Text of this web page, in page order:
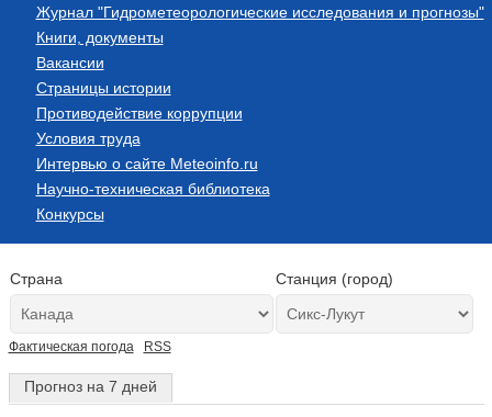
Журнал "Гидрометеорологические исследования и прогнозы"
Книги, документы
Вакансии
Страницы истории
Противодействие коррупции
Условия труда
Интервью о сайте Meteoinfo.ru
Научно-техническая библиотека
Конкурсы
Страна Станция (город)
Фактическая погода RSS
Прогноз на 7 дней